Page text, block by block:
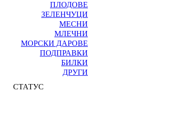
ПЛОДОВЕ
ЗЕЛЕНЧУЦИ
МЕСНИ
МЛЕЧНИ
МОРСКИ ДАРОВЕ
ПОДПРАВКИ
БИЛКИ
ДРУГИ
СТАТУС